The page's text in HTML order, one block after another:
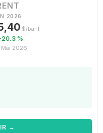
2026
$/baril
%
2026
→